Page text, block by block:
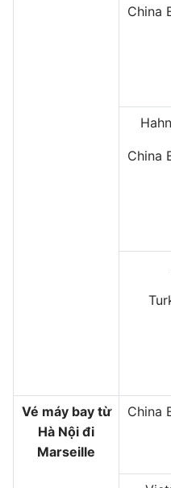
China
China
Vé máy bay từ
Hà Nội đi
Marseille
China